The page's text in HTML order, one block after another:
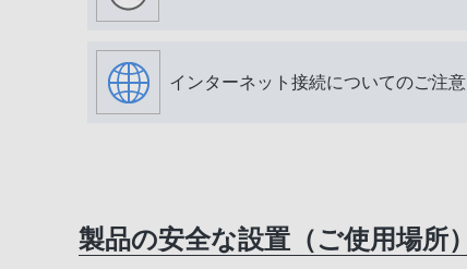
インターネット接続についてのご注意
製品の安全な設置（ご使用場所）